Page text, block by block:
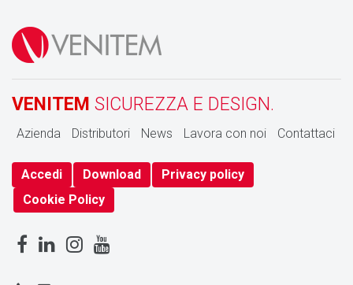
VENITEM SICUREZZA E DESIGN.
Azienda Distributori News Lavora con noi Contattaci
Accedi Download
Privacy policy
Cookie Policy